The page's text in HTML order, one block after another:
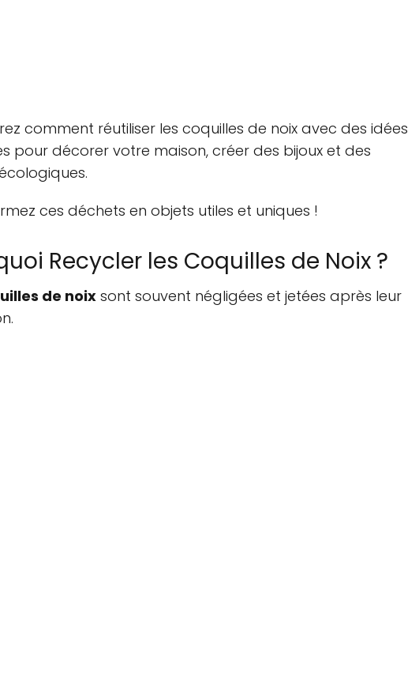
comment réutiliser les coquilles de noix avec des idées
pour décorer votre maison, créer des bijoux et des
ces déchets en objets utiles et uniques !
Recycler les Coquilles de Noix ?
de noixsont souvent négligées et jetées après leur